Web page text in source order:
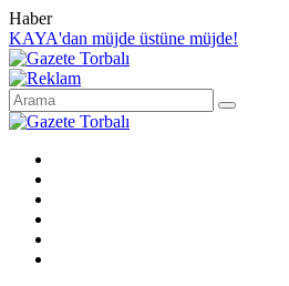
Haber
KAYA'dan müjde üstüne müjde!